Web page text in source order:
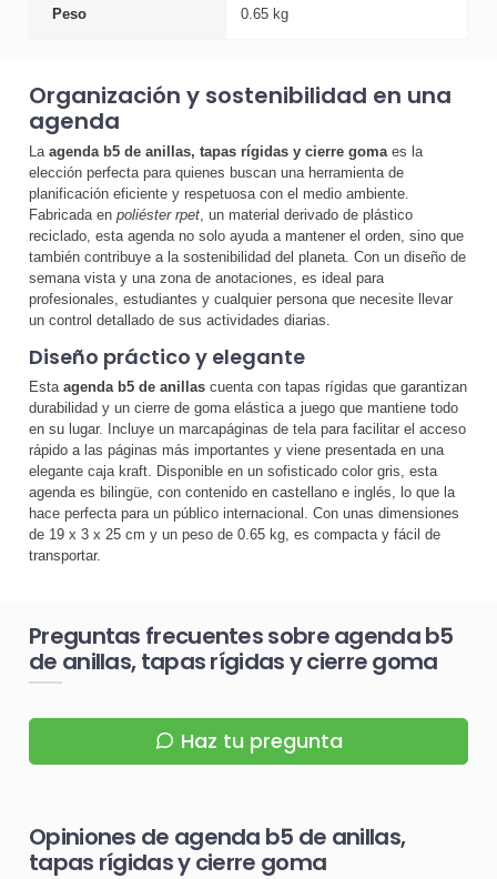
Peso 0.65 kg
Organización y sostenibilidad en una
agenda
La agenda b5 de anillas, tapas rígidas y cierre gomaes la
elección perfecta para quienes buscan una herramienta de
planificación eficiente y respetuosa con el medio ambiente.
Fabricada en poliéster rpet, un material derivado de plástico
reciclado, esta agenda no solo ayuda a mantener el orden, sino que
también contribuye a la sostenibilidad del planeta. Con un diseño de
semana vista y una zona de anotaciones, es ideal para
profesionales, estudiantes y cualquier persona que necesite llevar
un control detallado de sus actividades diarias.
Diseño práctico y elegante
Esta agenda b5 de anillas cuenta con tapas rígidas que garantizan
durabilidad y un cierre de goma elástica a juego que mantiene todo
en su lugar. Incluye un marcapáginas de tela para facilitar el acceso
rápido a las páginas más importantes y viene presentada en una
elegante caja kraft. Disponible en un sofisticado color gris, esta
agenda es bilingüe, con contenido en castellano e inglés, lo que la
hace perfecta para un público internacional. Con unas dimensiones
de 19 x 3 x 25 cm y un peso de 0.65 kg, es compacta y fácil de
transportar.
Preguntas frecuentes sobre agenda b5
de anillas, tapas rígidas y cierre goma
Haz tu pregunta
Opiniones de agenda b5 de anillas,
tapas rígidas y cierre goma